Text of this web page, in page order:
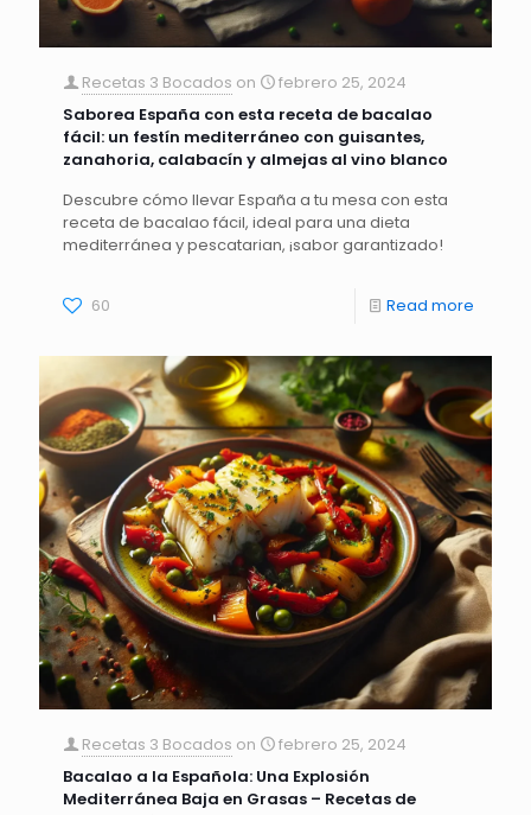
Recetas 3 Bocados on
febrero 25, 2024
Saborea España con esta receta de bacalao
fácil: un festín mediterráneo con guisantes,
zanahoria, calabacín y almejas al vino blanco
Descubre cómo llevar España a tu mesa con esta
receta de bacalao fácil, ideal para una dieta
mediterránea y pescatarian, ¡sabor garantizado!
60 Read more
Recetas 3 Bocados on
febrero 25, 2024
Bacalao a la Española: Una Explosión
Mediterránea Baja en Grasas – Recetas de